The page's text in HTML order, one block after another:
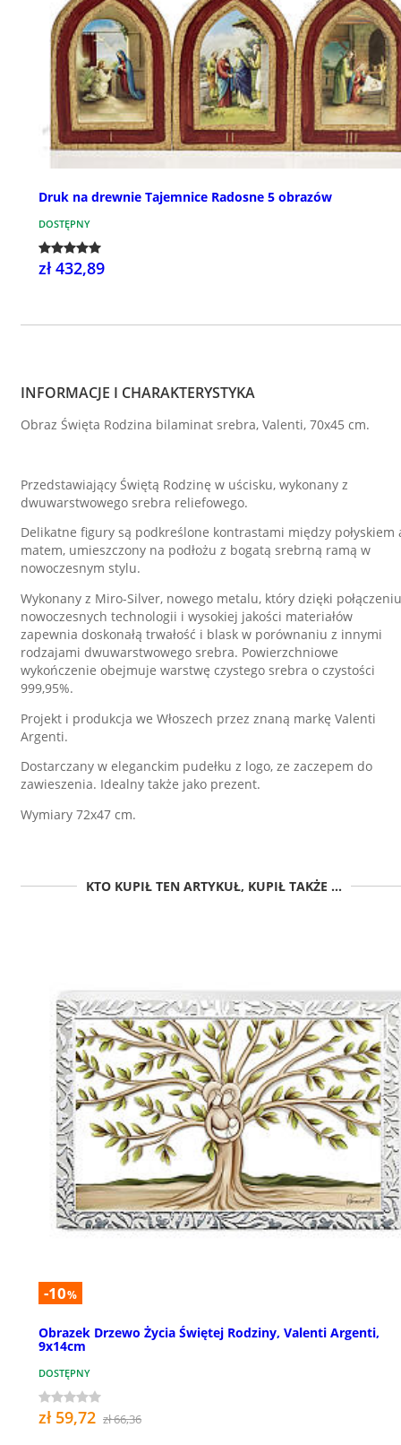
Druk na drewnie Tajemnice Radosne 5 obrazów
DOSTĘPNY
zł 432,89
INFORMACJE I CHARAKTERYSTYKA
Obraz Święta Rodzina bilaminat srebra, Valenti, 70x45 cm.
Przedstawiający Świętą Rodzinę w uścisku, wykonany z
dwuwarstwowego srebra reliefowego.
Delikatne figury są podkreślone kontrastami między połyskiem
matem, umieszczony na podłożu z bogatą srebrną ramą w
nowoczesnym stylu.
Wykonany z Miro-Silver, nowego metalu, który dzięki połączeniu
nowoczesnych technologii i wysokiej jakości materiałów
zapewnia doskonałą trwałość i blask w porównaniu z innymi
rodzajami dwuwarstwowego srebra. Powierzchniowe
wykończenie obejmuje warstwę czystego srebra o czystości
999,95%.
Projekt i produkcja we Włoszech przez znaną markę Valenti
Argenti.
Dostarczany w eleganckim pudełku z logo, ze zaczepem do
zawieszenia. Idealny także jako prezent.
Wymiary 72x47 cm.
KTO KUPIŁ TEN ARTYKUŁ, KUPIŁ TAKŻE ...
-10%
Obrazek Drzewo Życia Świętej Rodziny, Valenti Argenti,
9x14cm
DOSTĘPNY
zł 59,72 zł 66,36